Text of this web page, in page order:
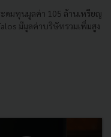
ะดมทุนมูลค่า 105 ล้านเหรียญ
มีมูลค่าบริษัทรวมเพิ่มสูง